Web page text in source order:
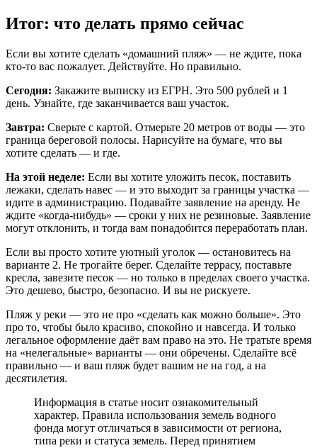
Итог: что делать прямо сейчас
Если вы хотите сделать «домашний пляж» — не ждите, пока
кто-то вас пожалует. Действуйте. Но правильно.
Сегодня: Закажите выписку из ЕГРН. Это 500 рублей и 1
день. Узнайте, где заканчивается ваш участок.
Завтра: Сверьте с картой. Отмерьте 20 метров от воды — это
граница береговой полосы. Нарисуйте на бумаге, что вы
хотите сделать — и где.
На этой неделе: Если вы хотите уложить песок, поставить
лежаки, сделать навес — и это выходит за границы участка —
идите в администрацию. Подавайте заявление на аренду. Не
ждите «когда-нибудь» — сроки у них не резиновые. Заявление
могут отклонить, и тогда вам понадобится переработать план.
Если вы просто хотите уютный уголок — остановитесь на
варианте 2. Не трогайте берег. Сделайте террасу, поставьте
кресла, завезите песок — но только в пределах своего участка.
Это дешево, быстро, безопасно. И вы не рискуете.
Пляж у реки — это не про «сделать как можно больше». Это
про то, чтобы было красиво, спокойно и навсегда. И только
легальное оформление даёт вам право на это. Не тратьте время
на «нелегальные» варианты — они обречены. Сделайте всё
правильно — и ваш пляж будет вашим не на год, а на
десятилетия.
Информация в статье носит ознакомительный
характер. Правила использования земель водного
фонда могут отличаться в зависимости от региона,
типа реки и статуса земель. Перед принятием